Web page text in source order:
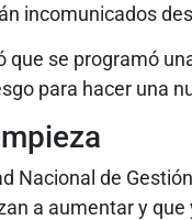
incomunicados
que se programó
para hacer una
Nacional de
a aumentar y